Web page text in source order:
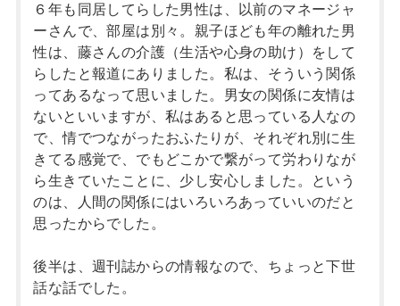
６年も同居してらした男性は、以前のマネージャ
ーさんで、部屋は別々。親子ほども年の離れた男
性は、藤さんの介護（生活や心身の助け）をして
らしたと報道にありました。私は、そういう関係
ってあるなって思いました。男女の関係に友情は
ないといいますが、私はあると思っている人なの
で、情でつながったおふたりが、それぞれ別に生
きてる感覚で、でもどこかで繋がって労わりなが
ら生きていたことに、少し安心しました。という
のは、人間の関係にはいろいろあっていいのだと
思ったからでした。
後半は、週刊誌からの情報なので、ちょっと下世
話な話でした。